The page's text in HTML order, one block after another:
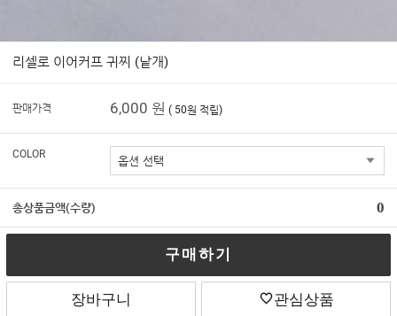
리셀로 이어커프 귀찌 (낱개)
판매가격 6,000 원 ( 50원 적립)
COLOR
총상품금액(수량) 0
구매하기
장바구니 관심상품